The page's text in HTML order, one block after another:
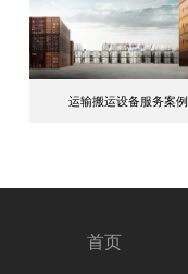
运输搬运设备服务案例
首页